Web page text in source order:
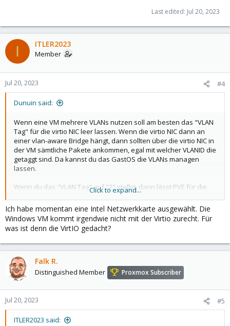
Last edited: Jul 20, 2023
I ITLER2023
Member
Jul 20, 2023 #4
Dunuin said:
Wenn eine VM mehrere VLANs nutzen soll am besten das "VLAN
Tag" für die virtio NIC leer lassen. Wenn die virtio NIC dann an
einer vlan-aware Bridge hängt, dann sollten über die virtio NIC in
der VM sämtliche Pakete ankommen, egal mit welcher VLANID die
getaggt sind. Da kannst du das GastOS die VLANs managen
lassen.
Wenn du das "VLAN Tag" auf "2" stellst, dann lässt PVE für die
NIC nur Pakete durch die mit VLANID 2 getaggt sind und entfernt
dabei dann die Tags, dass da in der VM nur untagged Traffic
ankommt. Dann hast du das VLAN-Management auf der PVE-
Seite (was ja auch gewünscht sein kann wegen
Sicherheit/Isolation), die VM kann aber halt nicht mit VLANs
arbeiten.
Click to expand...
Ich habe momentan eine Intel Netzwerkkarte ausgewählt. Die
Windows VM kommt irgendwie nicht mit der Virtio zurecht. Für
was ist denn die VirtIO gedacht?
Falk R.
Distinguished Member Proxmox Subscriber
Jul 20, 2023 #5
ITLER2023 said: